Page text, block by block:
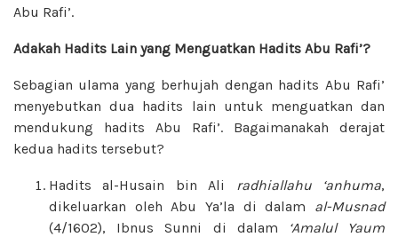
Abu Rafi’.
Adakah Hadits Lain yang Menguatkan Hadits Abu Rafi’?
Sebagian ulama yang berhujah dengan hadits Abu Rafi’
menyebutkan dua hadits lain untuk menguatkan dan
mendukung hadits Abu Rafi’. Bagaimanakah derajat
kedua hadits tersebut?
Hadits al-Husain bin Ali radhiallahu ‘anhuma,
dikeluarkan oleh Abu Ya’la di dalam al-Musnad
(4/1602), Ibnus Sunni di dalam
‘Amalul Yaum